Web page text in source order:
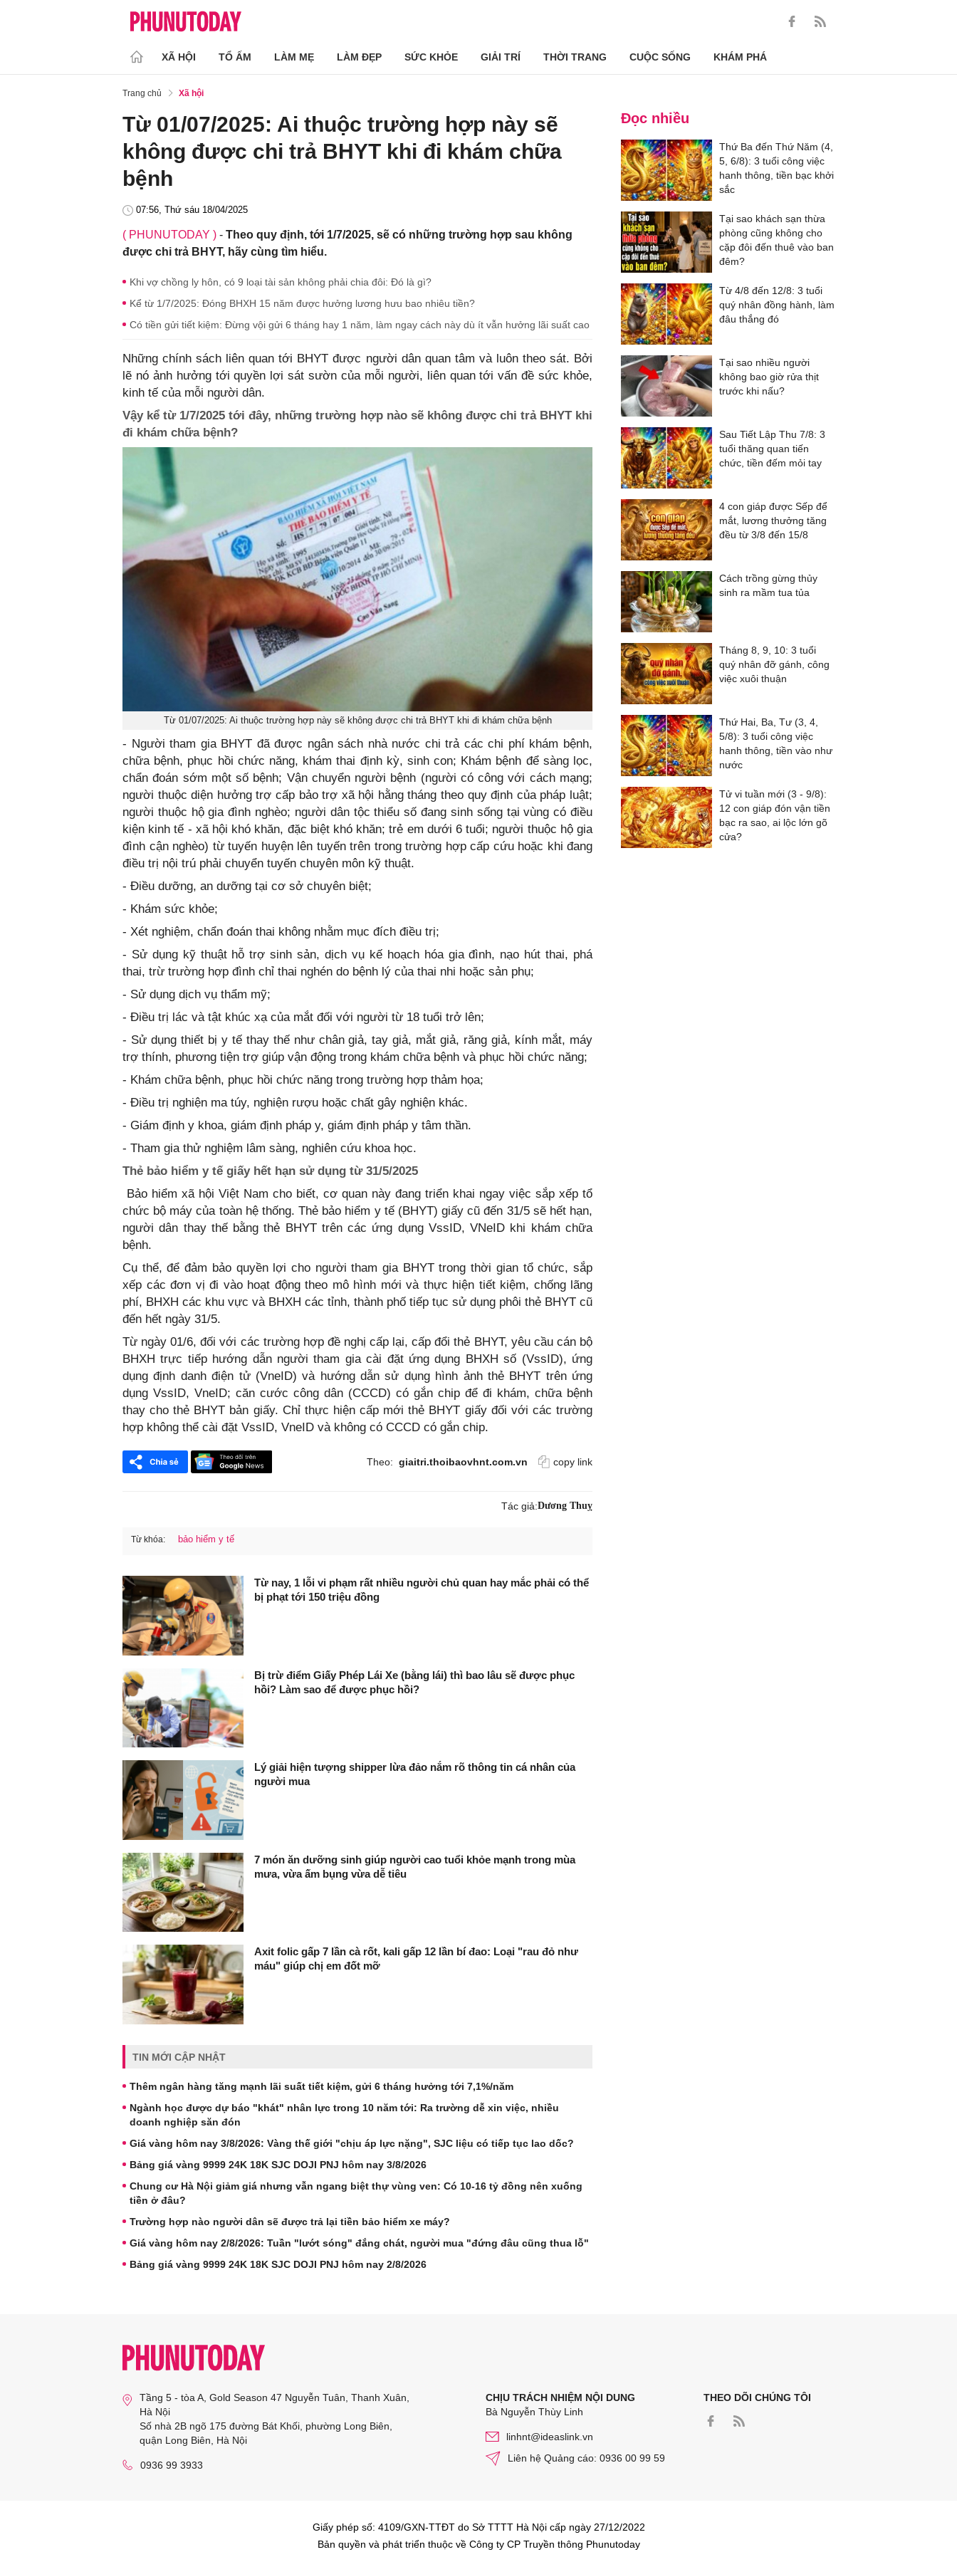
XÃ HỘI TỔ ẤM LÀM MẸ LÀM ĐẸP SỨC KHỎE GIẢI TRÍ THỜI TRANG CUỘC SỐNG KHÁM PHÁ
Trang chủ Xã hội
Từ 01/07/2025: Ai thuộc trường hợp này sẽ
không được chi trả BHYT khi đi khám chữa
bệnh
07:56, Thứ sáu 18/04/2025
( PHUNUTODAY ) - Theo quy định, tới 1/7/2025, sẽ có những trường hợp sau không
được chi trả BHYT, hãy cùng tìm hiểu.
Khi vợ chồng ly hôn, có 9 loại tài sản không phải chia đôi: Đó là gì?
Kể từ 1/7/2025: Đóng BHXH 15 năm được hưởng lương hưu bao nhiêu tiền?
Có tiền gửi tiết kiệm: Đừng vội gửi 6 tháng hay 1 năm, làm ngay cách này dù ít vẫn hưởng lãi suất cao
Những chính sách liên quan tới BHYT được người dân quan tâm và luôn theo sát. Bởi
lẽ nó ảnh hưởng tới quyền lợi sát sườn của mỗi người, liên quan tới vấn đề sức khỏe,
kinh tế của mỗi người dân.
Vậy kể từ 1/7/2025 tới đây, những trường hợp nào sẽ không được chi trả BHYT khi
đi khám chữa bệnh?
Từ 01/07/2025: Ai thuộc trường hợp này sẽ không được chi trả BHYT khi đi khám chữa bệnh
- Người tham gia BHYT đã được ngân sách nhà nước chi trả các chi phí khám bệnh,
chữa bệnh, phục hồi chức năng, khám thai định kỳ, sinh con; Khám bệnh để sàng lọc,
chẩn đoán sớm một số bệnh; Vận chuyển người bệnh (người có công với cách mạng;
người thuộc diện hưởng trợ cấp bảo trợ xã hội hằng tháng theo quy định của pháp luật;
người thuộc hộ gia đình nghèo; người dân tộc thiểu số đang sinh sống tại vùng có điều
kiện kinh tế - xã hội khó khăn, đặc biệt khó khăn; trẻ em dưới 6 tuổi; người thuộc hộ gia
đình cận nghèo) từ tuyến huyện lên tuyến trên trong trường hợp cấp cứu hoặc khi đang
điều trị nội trú phải chuyển tuyến chuyên môn kỹ thuật.
- Điều dưỡng, an dưỡng tại cơ sở chuyên biệt;
- Khám sức khỏe;
- Xét nghiệm, chẩn đoán thai không nhằm mục đích điều trị;
- Sử dụng kỹ thuật hỗ trợ sinh sản, dịch vụ kế hoạch hóa gia đình, nạo hút thai, phá
thai, trừ trường hợp đình chỉ thai nghén do bệnh lý của thai nhi hoặc sản phụ;
- Sử dụng dịch vụ thẩm mỹ;
- Điều trị lác và tật khúc xạ của mắt đối với người từ 18 tuổi trở lên;
- Sử dụng thiết bị y tế thay thế như chân giả, tay giả, mắt giả, răng giả, kính mắt, máy
trợ thính, phương tiện trợ giúp vận động trong khám chữa bệnh và phục hồi chức năng;
- Khám chữa bệnh, phục hồi chức năng trong trường hợp thảm họa;
- Điều trị nghiện ma túy, nghiện rượu hoặc chất gây nghiện khác.
- Giám định y khoa, giám định pháp y, giám định pháp y tâm thần.
- Tham gia thử nghiệm lâm sàng, nghiên cứu khoa học.
Thẻ bảo hiểm y tế giấy hết hạn sử dụng từ 31/5/2025
Bảo hiểm xã hội Việt Nam cho biết, cơ quan này đang triển khai ngay việc sắp xếp tổ
chức bộ máy của toàn hệ thống. Thẻ bảo hiểm y tế (BHYT) giấy cũ đến 31/5 sẽ hết hạn,
người dân thay thế bằng thẻ BHYT trên các ứng dụng VssID, VNeID khi khám chữa
bệnh.
Cụ thể, để đảm bảo quyền lợi cho người tham gia BHYT trong thời gian tổ chức, sắp
xếp các đơn vị đi vào hoạt động theo mô hình mới và thực hiện tiết kiệm, chống lãng
phí, BHXH các khu vực và BHXH các tỉnh, thành phố tiếp tục sử dụng phôi thẻ BHYT cũ
đến hết ngày 31/5.
Từ ngày 01/6, đối với các trường hợp đề nghị cấp lại, cấp đổi thẻ BHYT, yêu cầu cán bộ
BHXH trực tiếp hướng dẫn người tham gia cài đặt ứng dụng BHXH số (VssID), ứng
dụng định danh điện tử (VneID) và hướng dẫn sử dụng hình ảnh thẻ BHYT trên ứng
dụng VssID, VneID; căn cước công dân (CCCD) có gắn chip để đi khám, chữa bệnh
thay cho thẻ BHYT bản giấy. Chỉ thực hiện cấp mới thẻ BHYT giấy đối với các trường
hợp không thể cài đặt VssID, VneID và không có CCCD có gắn chip.
Theo: giaitri.thoibaovhnt.com.vn copy link
Tác giả:Dương Thuỵ
Từ khóa: bảo hiểm y tế
Từ nay, 1 lỗi vi phạm rất nhiều người chủ quan hay mắc phải có thể
bị phạt tới 150 triệu đồng
Bị trừ điểm Giấy Phép Lái Xe (bằng lái) thì bao lâu sẽ được phục
hồi? Làm sao để được phục hồi?
Lý giải hiện tượng shipper lừa đảo nắm rõ thông tin cá nhân của
người mua
7 món ăn dưỡng sinh giúp người cao tuổi khỏe mạnh trong mùa
mưa, vừa ấm bụng vừa dễ tiêu
Axit folic gấp 7 lần cà rốt, kali gấp 12 lần bí đao: Loại "rau đỏ như
máu" giúp chị em đốt mỡ
TIN MỚI CẬP NHẬT
Thêm ngân hàng tăng mạnh lãi suất tiết kiệm, gửi 6 tháng hưởng tới 7,1%/năm
Ngành học được dự báo "khát" nhân lực trong 10 năm tới: Ra trường dễ xin việc, nhiều
doanh nghiệp săn đón
Giá vàng hôm nay 3/8/2026: Vàng thế giới "chịu áp lực nặng", SJC liệu có tiếp tục lao dốc?
Bảng giá vàng 9999 24K 18K SJC DOJI PNJ hôm nay 3/8/2026
Chung cư Hà Nội giảm giá nhưng vẫn ngang biệt thự vùng ven: Có 10-16 tỷ đồng nên xuống
tiền ở đâu?
Trường hợp nào người dân sẽ được trả lại tiền bảo hiểm xe máy?
Giá vàng hôm nay 2/8/2026: Tuần "lướt sóng" đắng chát, người mua "đứng đâu cũng thua lỗ"
Bảng giá vàng 9999 24K 18K SJC DOJI PNJ hôm nay 2/8/2026
Đọc nhiều
Thứ Ba đến Thứ Năm (4,
5, 6/8): 3 tuổi công việc
hanh thông, tiền bạc khởi
sắc
Tại sao khách sạn thừa
phòng cũng không cho
cặp đôi đến thuê vào ban
đêm?
Từ 4/8 đến 12/8: 3 tuổi
quý nhân đồng hành, làm
đâu thắng đó
Tại sao nhiều người
không bao giờ rửa thịt
trước khi nấu?
Sau Tiết Lập Thu 7/8: 3
tuổi thăng quan tiến
chức, tiền đếm mỏi tay
4 con giáp được Sếp để
mắt, lương thưởng tăng
đều từ 3/8 đến 15/8
Cách trồng gừng thủy
sinh ra mầm tua tủa
Tháng 8, 9, 10: 3 tuổi
quý nhân đỡ gánh, công
việc xuôi thuận
Thứ Hai, Ba, Tư (3, 4,
5/8): 3 tuổi công việc
hanh thông, tiền vào như
nước
Tử vi tuần mới (3 - 9/8):
12 con giáp đón vận tiền
bạc ra sao, ai lộc lớn gõ
cửa?
Tầng 5 - tòa A, Gold Season 47 Nguyễn Tuân, Thanh Xuân,
Hà Nội
Số nhà 2B ngõ 175 đường Bát Khối, phường Long Biên,
quận Long Biên, Hà Nội
0936 99 3933
CHỊU TRÁCH NHIỆM NỘI DUNG
Bà Nguyễn Thùy Linh
linhnt@ideaslink.vn
Liên hệ Quảng cáo: 0936 00 99 59
THEO DÕI CHÚNG TÔI
Giấy phép số: 4109/GXN-TTĐT do Sở TTTT Hà Nội cấp ngày 27/12/2022
Bản quyền và phát triển thuộc về Công ty CP Truyền thông Phunutoday